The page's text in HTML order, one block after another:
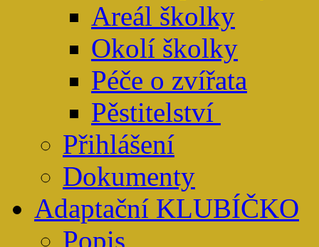
Areál školky
Okolí školky
Péče o zvířata
Pěstitelství
Přihlášení
Dokumenty
Adaptační KLUBÍČKO
Popis